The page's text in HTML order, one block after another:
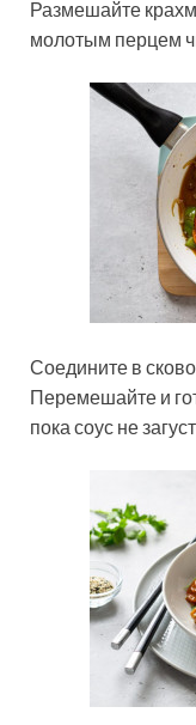
Размешайте
молотым перцем
Соедините в
Перемешайте и
пока соус не